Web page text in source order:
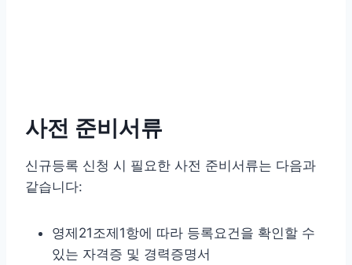
사전 준비서류
신규등록 신청 시 필요한 사전 준비서류는 다음과
같습니다:
영제21조제1항에 따라 등록요건을 확인할 수
있는 자격증 및 경력증명서